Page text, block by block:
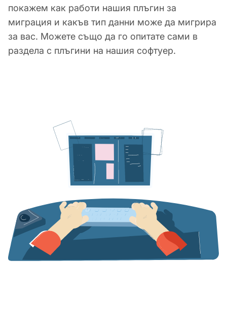
покажем как работи нашия плъгин за
миграция и какъв тип данни може да мигрира
за вас. Можете също да го опитате сами в
раздела с плъгини на нашия софтуер.